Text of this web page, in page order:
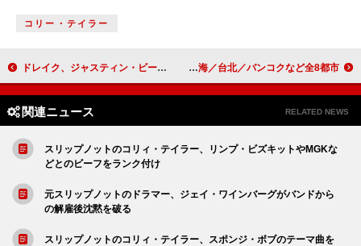
コリー・テイラー
ドレイク、ジャスティン・ビーバーにコラボの連絡も返答なしと語る 羊文学、2度目のアジアツアーはソウル／上海／台北／バンコクなど全8都市
関連ニュース RELATED NEWS
スリップノットのコリィ・テイラー、リンプ・ビズキットやMGKな
どとのビーフをランク付け
元スリップノットのドラマー、ジェイ・ワインバーグがバンドから
の解雇後沈黙を破る
スリップノットのコリィ・テイラー、スポンジ・ボブのテーマ曲を